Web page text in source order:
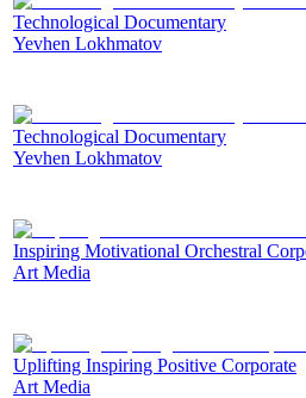
Technological Documentary
Yevhen Lokhmatov
Technological Documentary
Yevhen Lokhmatov
Inspiring Motivational Orchestral
Art Media
Uplifting Inspiring Positive Corporate
Art Media